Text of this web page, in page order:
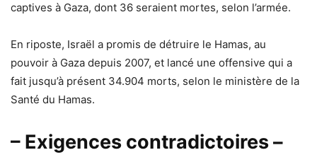
captives à Gaza, dont 36 seraient mortes, selon l’armée.
En riposte, Israël a promis de détruire le Hamas, au
pouvoir à Gaza depuis 2007, et lancé une offensive qui a
fait jusqu’à présent 34.904 morts, selon le ministère de la
Santé du Hamas.
– Exigences contradictoires –